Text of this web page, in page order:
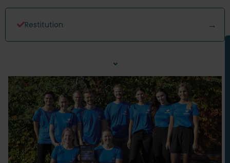
Restitution
⌄
Nakkesmerter
Bensmerter